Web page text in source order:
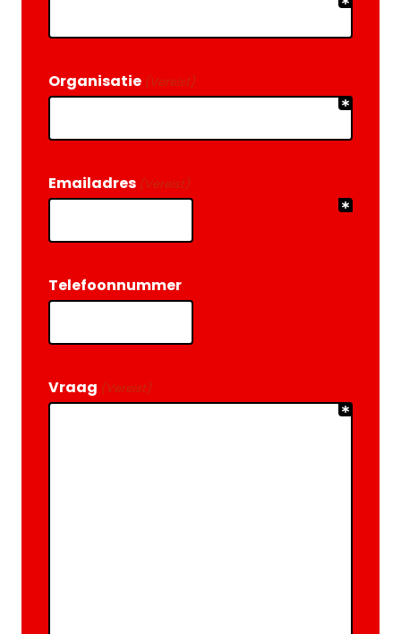
Organisatie (Vereist)
Emailadres (Vereist)
Telefoonnummer
Vraag (Vereist)